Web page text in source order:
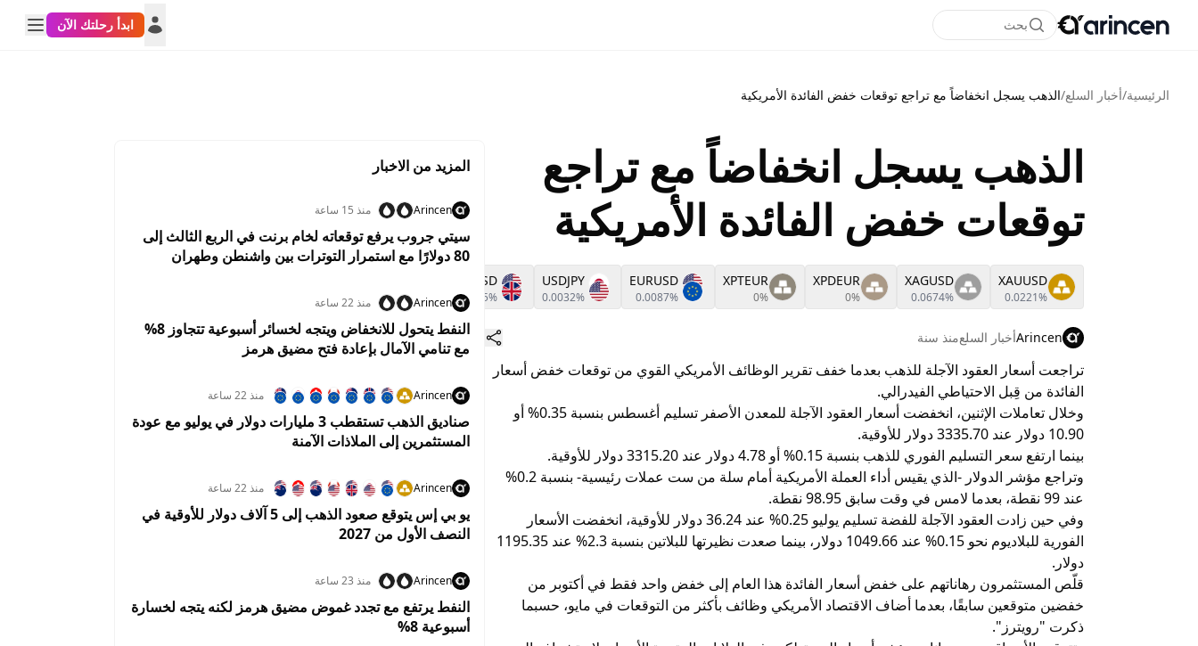
بحث ابدأ رحلتك الآن
الرئيسية/أخبار السلع/الذهب يسجل انخفاضاً مع تراجع توقعات خفض الفائدة الأمريكية
الذهب يسجل انخفاضاً مع تراجع
توقعات خفض الفائدة الأمريكية
XAUUSD
0.0221%
XAGUSD
0.0674%
XPDEUR
0%
XPTEUR
0%
EURUSD
0.0087%
USDJPY
0.0032%
GBPUSD
0.0185%
0.0108%
Arincenأخبار السلعمنذ سنة
تراجعت أسعار العقود الآجلة للذهب بعدما خفف تقرير الوظائف الأمريكي القوي من توقعات خفض أسعار
الفائدة من قِبل الاحتياطي الفيدرالي.
وخلال تعاملات الإثنين، انخفضت أسعار العقود الآجلة للمعدن الأصفر تسليم أغسطس بنسبة 0.35% أو
10.90 دولار عند 3335.70 دولار للأوقية.
بينما ارتفع سعر التسليم الفوري للذهب بنسبة 0.15% أو 4.78 دولار عند 3315.20 دولار للأوقية.
وتراجع مؤشر الدولار -الذي يقيس أداء العملة الأمريكية أمام سلة من ست عملات رئيسية- بنسبة 0.2%
عند 99 نقطة، بعدما لامس في وقت سابق 98.95 نقطة.
وفي حين زادت العقود الآجلة للفضة تسليم يوليو 0.25% عند 36.24 دولار للأوقية، انخفضت الأسعار
الفورية للبلاديوم نحو 0.15% عند 1049.66 دولار، بينما صعدت نظيرتها للبلاتين بنسبة 2.3% عند 1195.35
دولار.
قلّص المستثمرون رهاناتهم على خفض أسعار الفائدة هذا العام إلى خفض واحد فقط في أكتوبر من
خفضين متوقعين سابقًا، بعدما أضاف الاقتصاد الأمريكي وظائف بأكثر من التوقعات في مايو، حسبما
ذكرت "رويترز".
المزيد من الاخبار
Arincen منذ 15 ساعة
سيتي جروب يرفع توقعاته لخام برنت في الربع الثالث إلى
80 دولارًا مع استمرار التوترات بين واشنطن وطهران
Arincen منذ 22 ساعة
النفط يتحول للانخفاض ويتجه لخسائر أسبوعية تتجاوز 8%
مع تنامي الآمال بإعادة فتح مضيق هرمز
Arincen منذ 22 ساعة
صناديق الذهب تستقطب 3 مليارات دولار في يوليو مع عودة
المستثمرين إلى الملاذات الآمنة
Arincen منذ 22 ساعة
يو بي إس يتوقع صعود الذهب إلى 5 آلاف دولار للأوقية في
النصف الأول من 2027
Arincen منذ 23 ساعة
النفط يرتفع مع تجدد غموض مضيق هرمز لكنه يتجه لخسارة
أسبوعية 8%